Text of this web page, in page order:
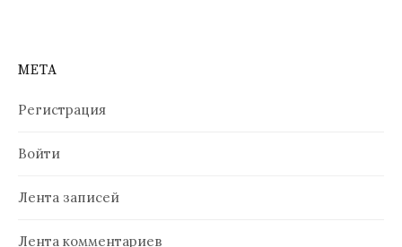
МЕТА
Регистрация
Войти
Лента записей
Лента комментариев